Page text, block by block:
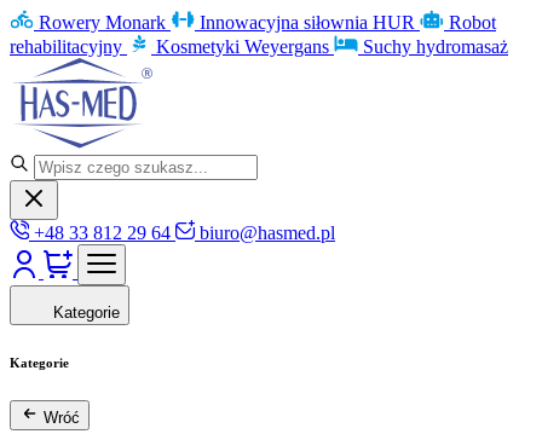
Rowery Monark Innowacyjna siłownia HUR
Robot
rehabilitacyjny
Kosmetyki Weyergans Suchy hydromasaż
+48 33 812 29 64 biuro@hasmed.pl
Kategorie
Kategorie
Wróć